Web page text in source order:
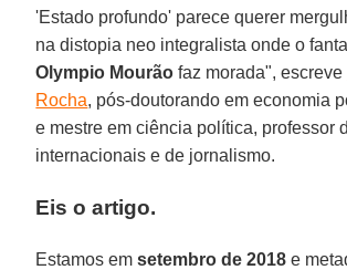
'Estado profundo' parece querer
na distopia neo integralista onde o
Olympio Mourão faz morada", escreve
Rocha, pós-doutorando em economia
e mestre em ciência política, professor
internacionais e de jornalismo.
Eis o artigo.
Estamos emsetembro de 2018 e